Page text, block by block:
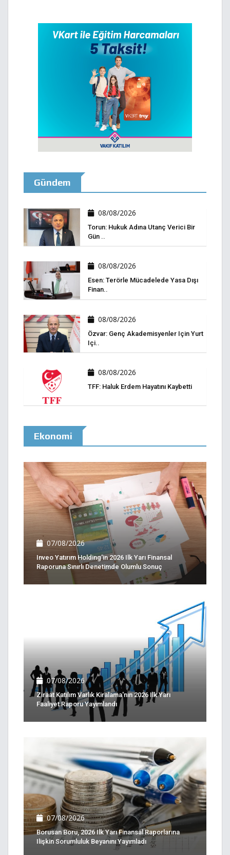
Gündem
08/08/2026
Torun: Hukuk Adına Utanç Verici Bir
Gün ..
08/08/2026
Esen: Terörle Mücadelede Yasa Dışı
Finan..
08/08/2026
Özvar: Genç Akademisyenler Için Yurt
Içi..
08/08/2026
TFF: Haluk Erdem Hayatını Kaybetti
Ekonomi
07/08/2026
Inveo Yatırım Holding'in 2026 Ilk Yarı Finansal
Raporuna Sınırlı Denetimde Olumlu Sonuç
07/08/2026
Ziraat Katılım Varlık Kiralama'nın 2026 Ilk Yarı
Faaliyet Raporu Yayımlandı
07/08/2026
Borusan Boru, 2026 Ilk Yarı Finansal Raporlarına
Ilişkin Sorumluluk Beyanını Yayımladı